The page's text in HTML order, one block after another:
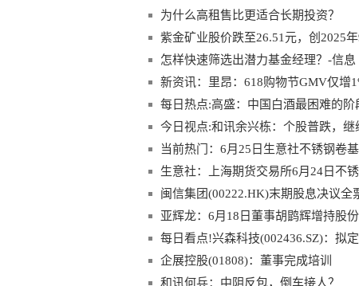
为什么高租售比更适合长期投资？
紫金矿业股价跌至26.51元，创2025
怎样快速筛选出潜力基金经理？-信息
新资讯：里昂：618购物节GMV仅增
每日热点:高盛：中国白酒最困难的阶
今日视点:和讯余兴栋：个股普跌，继
当前热门：6月25日生意社不锈钢卷
生意社：上海期货交易所6月24日不
闽信集团(00222.HK)末期股息决议全
亚辉龙：6月18日董事胡鹍辉增持股
每日看点!兴森科技(002436.SZ)：拟
造及产业化项目等
企展控股(01808)：董事完成培训
和讯何兵：中阴反包，倒车接人？